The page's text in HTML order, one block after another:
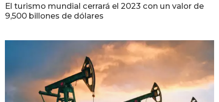
El turismo mundial cerrará el 2023 con un valor de
9,500 billones de dólares